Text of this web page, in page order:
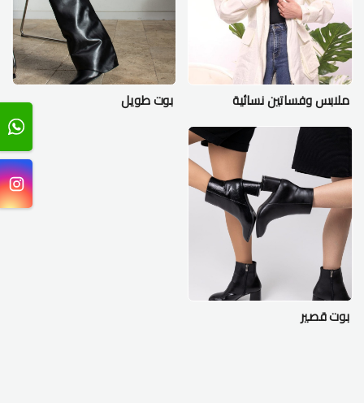
ملابس وفساتين نسائية بوت طويل
بوت قصير